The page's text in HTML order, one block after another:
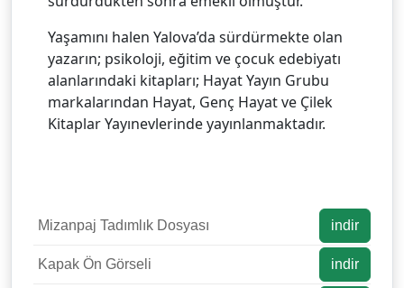
Yaşamını halen Yalova’da sürdürmekte olan
yazarın; psikoloji, eğitim ve çocuk edebiyatı
alanlarındaki kitapları; Hayat Yayın Grubu
markalarından Hayat, Genç Hayat ve Çilek
Kitaplar Yayınevlerinde yayınlanmaktadır.
Mizanpaj Tadımlık Dosyası indir
Kapak Ön Görseli indir